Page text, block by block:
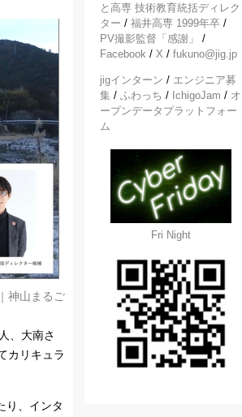
神山まるご
、大南さ
カリキュラ
り、インタ
と高専 技術教育統括ディレク
ター / 福井高専 1999年卒 /
PV撮影監督「感謝」
/
Facebook / X / fukuno@jig.jp
jigインターン / エンジニア募
集 / ふわっち / IchigoJam / オ
ープンデータプラットフォー
ム
Fri Night